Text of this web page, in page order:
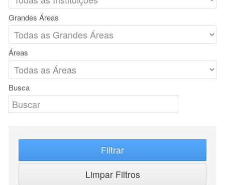
Grandes Áreas
Áreas
Busca
Filtrar
Limpar Filtros